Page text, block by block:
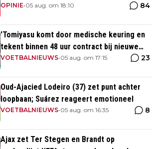
spelen'
OPINIE•05 aug. om 18:10 84
'Tomiyasu komt door medische keuring en
tekent binnen 48 uur contract bij nieuwe
club'
VOETBALNIEUWS•05 aug. om 17:15 23
Oud-Ajacied Lodeiro (37) zet punt achter
loopbaan; Suárez reageert emotioneel
VOETBALNIEUWS•05 aug. om 16:35 8
Ajax zet Ter Stegen en Brandt op